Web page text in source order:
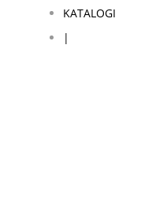
KATALOGI
|